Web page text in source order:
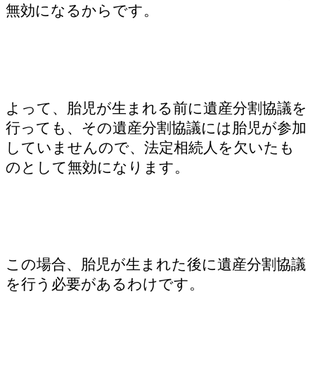
無効になるからです。
よって、胎児が生まれる前に遺産分割協議を
行っても、その遺産分割協議には胎児が参加
していませんので、法定相続人を欠いたも
のとして無効になります。
この場合、胎児が生まれた後に遺産分割協議
を行う必要があるわけです。